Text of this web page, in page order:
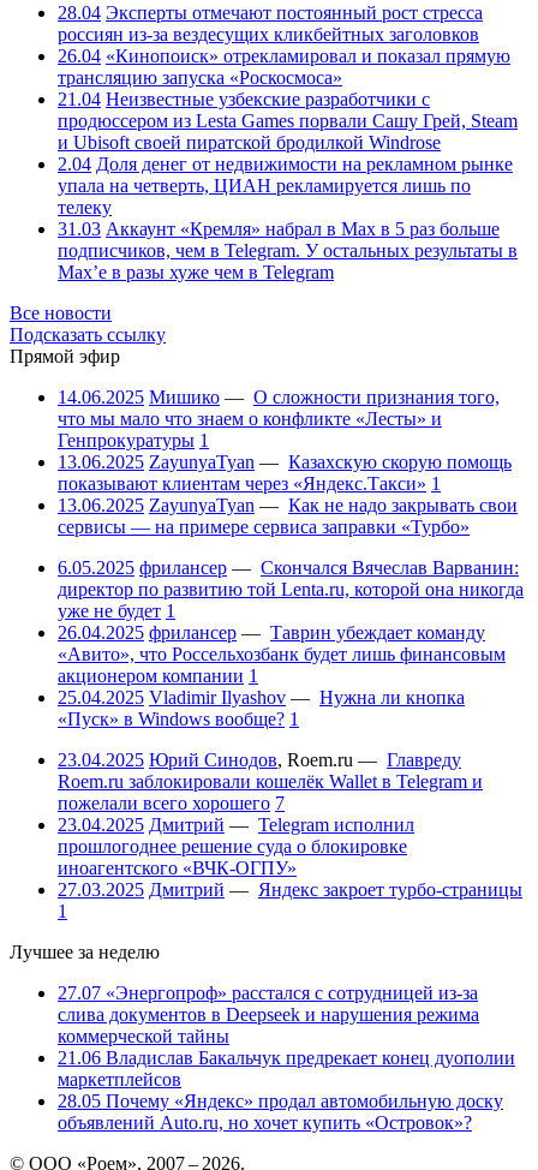
28.04 Эксперты отмечают постоянный рост стресса
россиян из-за вездесущих кликбейтных заголовков
26.04 «Кинопоиск» отрекламировал и показал прямую
трансляцию запуска «Роскосмоса»
21.04 Неизвестные узбекские разработчики с
продюссером из Lesta Games порвали Сашу Грей, Steam
и Ubisoft своей пиратской бродилкой Windrose
2.04 Доля денег от недвижимости на рекламном рынке
упала на четверть, ЦИАН рекламируется лишь по
телеку
31.03 Аккаунт «Кремля» набрал в Max в 5 раз больше
подписчиков, чем в Telegram. У остальных результаты в
Max’е в разы хуже чем в Telegram
Все новости
Подсказать ссылку
Прямой эфир
14.06.2025 Мишико — О сложности признания того,
что мы мало что знаем о конфликте «Лесты» и
Генпрокуратуры 1
13.06.2025 ZayunyaTyan — Казахскую скорую помощь
показывают клиентам через «Яндекс.Такси» 1
13.06.2025 ZayunyaTyan — Как не надо закрывать свои
сервисы — на примере сервиса заправки «Турбо»
6.05.2025 фрилансер — Скончался Вячеслав Варванин:
директор по развитию той Lenta.ru, которой она никогда
уже не будет 1
26.04.2025 фрилансер — Таврин убеждает команду
«Авито», что Россельхозбанк будет лишь финансовым
акционером компании 1
25.04.2025 Vladimir Ilyashov — Нужна ли кнопка
«Пуск» в Windows вообще? 1
23.04.2025 Юрий Синодов, Roem.ru — Главреду
Roem.ru заблокировали кошелёк Wallet в Telegram и
пожелали всего хорошего 7
23.04.2025 Дмитрий — Telegram исполнил
прошлогоднее решение суда о блокировке
иноагентского «ВЧК-ОГПУ»
27.03.2025 Дмитрий — Яндекс закроет турбо-страницы
1
Лучшее за неделю
27.07 «Энергопроф» расстался с сотрудницей из-за
слива документов в Deepseek и нарушения режима
коммерческой тайны
21.06 Владислав Бакальчук предрекает конец дуополии
маркетплейсов
28.05 Почему «Яндекс» продал автомобильную доску
объявлений Auto.ru, но хочет купить «Островок»?
© ООО «Роем», 2007 – 2026.